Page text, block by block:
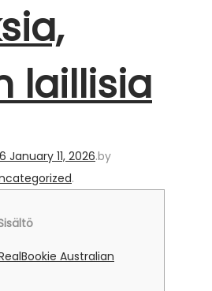
laillisia
January 11, 2026.by
.
Australian